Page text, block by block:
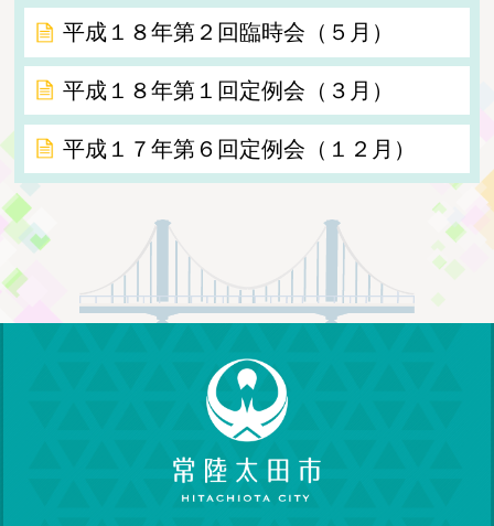
平成１８年第２回臨時会（５月）
平成１８年第１回定例会（３月）
平成１７年第６回定例会（１２月）